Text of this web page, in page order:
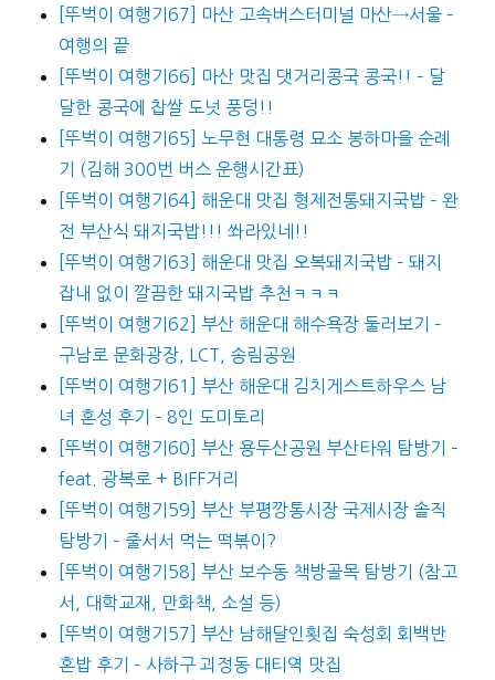
[뚜벅이 여행기67] 마산 고속버스터미널 마산→서울 –
여행의 끝
[뚜벅이 여행기66] 마산 맛집 댓거리콩국 콩국!! – 달
달한 콩국에 찹쌀 도넛 풍덩!!
[뚜벅이 여행기65] 노무현 대통령 묘소 봉하마을 순례
기 (김해 300번 버스 운행시간표)
[뚜벅이 여행기64] 해운대 맛집 형제전통돼지국밥 – 완
전 부산식 돼지국밥!!! 쏴라있네!!
[뚜벅이 여행기63] 해운대 맛집 오복돼지국밥 – 돼지
잡내 없이 깔끔한 돼지국밥 추천ㅋㅋㅋ
[뚜벅이 여행기62] 부산 해운대 해수욕장 둘러보기 –
구남로 문화광장, LCT, 송림공원
[뚜벅이 여행기61] 부산 해운대 김치게스트하우스 남
녀 혼성 후기 – 8인 도미토리
[뚜벅이 여행기60] 부산 용두산공원 부산타워 탐방기 –
feat. 광복로 + BIFF거리
[뚜벅이 여행기59] 부산 부평깡통시장 국제시장 솔직
탐방기 – 줄서서 먹는 떡볶이?
[뚜벅이 여행기58] 부산 보수동 책방골목 탐방기 (참고
서, 대학교재, 만화책, 소설 등)
[뚜벅이 여행기57] 부산 남해달인횟집 숙성회 회백반
혼밥 후기 – 사하구 괴정동 대티역 맛집